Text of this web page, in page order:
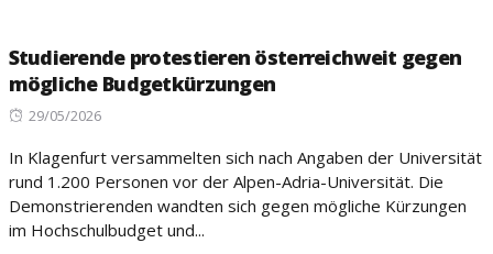
Studierende protestieren österreichweit gegen
mögliche Budgetkürzungen
Posted
29/05/2026
In Klagenfurt versammelten sich nach Angaben der Universität
rund 1.200 Personen vor der Alpen-Adria-Universität. Die
Demonstrierenden wandten sich gegen mögliche Kürzungen
im Hochschulbudget und...